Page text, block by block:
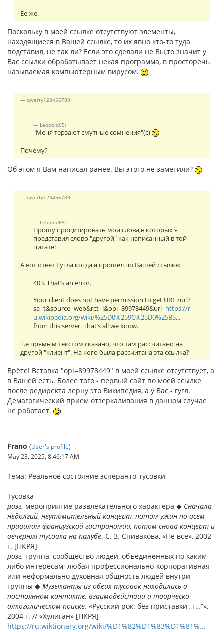
Ее же.
Поскольку в моей ссылке отсутствуют элементы,
находящиеся в Вашей ссылке, то их явно кто-то туда
подставил, не так ли? Если это сделали не Вы,то значит у
Вас ссылки обрабатывает некая программа, в просторечь
называемая компьютерным вирусом.
qwerty123456789:
Leopold65:
"Меня терзают смутные сомнения"(с)
Почему?
Об этом я Вам написал ранее. Вы этого не заметили?
qwerty123456789:
Leopold65:
Прошу процитировать мои слова,в которых я
представил слово "другой" как написанный в той
цитате!
А вот ответ Гугла когда я прошел по Вашей ссылке:
403. That’s an error.
Your client does not have permission to get URL /url?
sa=t&source=web&rct=j&opi=89978449&url=https://r
u.wikipedia.org/wiki/%25D0%259C%25D0%25B5...
from this server. That’s all we know.
Т.е прямым текстом сказано, что там рассчитано на
другой "клиент". На кого была рассчитана эта ссылка?
Врёте! Вставка "opi=89978449" в моей ссылке отсутствует, а
в Вашей есть. Более того - первый сайт по моей ссылке
после редиректа лерну это Википедия, а у Вас - гугл.
Демагогический прием отзеркаливания в данном случае
не работает.
Frano (User's profile)
May 23, 2025, 8:46:17 AM
Тема: Реальное состояние эсперанто-тусовки
Тусовка
разг. мероприятие развлекательного характера ◆ Сначала
недолгий, неутомительный концерт, потом ужин по всем
правилам французской гастрономии, потом снова концерт и
вечерняя тусовка на палубе. С. З. Спивакова, «Не всё», 2002
г. [НКРЯ]
разг. группа, сообщество людей, объединённых по каким-
либо интересам; любая профессионально-корпоративная
или неформально духовная общность людей внутри
группы ◆ Музыканты из обеих тусовок находились в
постоянном контакте, взаимодействии и творческо-
алкоголическом поиске. «Русский рок: без приставки „г…“»,
2004 г. // «Хулиган» [НКРЯ]
https://ru.wiktionary.org/wiki/%D1%82%D1%83%D1%81%...